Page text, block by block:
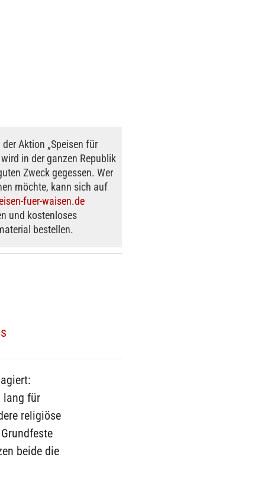
der Aktion „Speisen für
wird in der ganzen Republik
Zweck gegessen. Wer
möchte, kann sich auf
fuer-waisen.de
und kostenloses
bestellen.
lang für
religiöse
beide die